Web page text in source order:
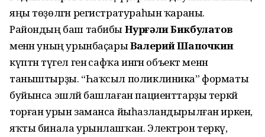
яңы төҙөлгән регистратураһын ҡараны.
Райондың баш табибыНурғәли Бикбулатов
менән уның урынбаҫарыВалерий Шапочкин
күптән түгел генә сафҡа ингән объект менән
таныштырҙы. “Һаҡсыл поликлиника” форматы
буйынса эшләй башлаған пациенттарҙы теркәй
торған урын заманса йыһазландырылған иркен,
яҡты бинала урынлашҡан. Электрон теркәү,